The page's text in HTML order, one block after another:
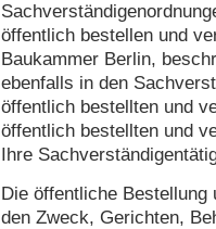
öffentlich bestellen und
Baukammer Berlin,
ebenfalls in den
öffentlich bestellten und
öffentlich bestellten und
Ihre
Die öffentliche Bestellung
den Zweck, Gerichten,